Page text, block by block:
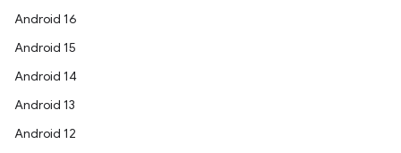
Android 16
Android 15
Android 14
Android 13
Android 12